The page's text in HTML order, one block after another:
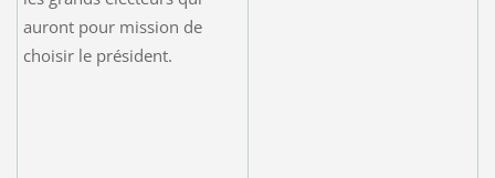
auront pour mission de
choisir le président.